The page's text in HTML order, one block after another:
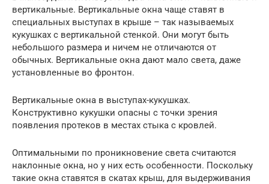
вертикальные. Вертикальные окна чаще ставят в
специальных выступах в крыше – так называемых
кукушках с вертикальной стенкой. Они могут быть
небольшого размера и ничем не отличаются от
обычных. Вертикальные окна дают мало света, даже
установленные во фронтон.
Вертикальные окна в выступах-кукушках.
Конструктивно кукушки опасны с точки зрения
появления протеков в местах стыка с кровлей.
Оптимальными по проникновение света считаются
наклонные окна, но у них есть особенности. Поскольку
такие окна ставятся в скатах крыш, для выдерживания